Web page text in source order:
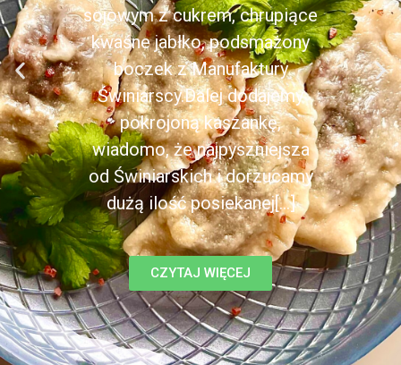
sojowym z cukrem, chrupiące
kwaśne jabłko, podsmażony
boczek z Manufaktury
Świniarscy.Dalej dodajemy
pokrojoną kaszankę,
wiadomo, że najpyszniejsza
od Świniarskich i dorzucamy
dużą ilość posiekanej[...]
CZYTAJ WIĘCEJ